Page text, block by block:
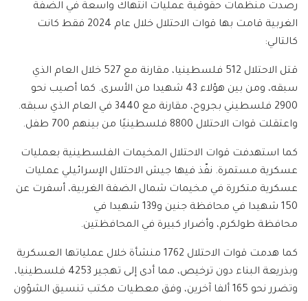
رصدت منظمات حقوقية عمليات انتهاك واسعة في الضفة
الغربية قامت بها قوات الاحتلال خلال عام 2024 فقط كانت
كالتالي:
قتل الاحتلال 512 فلسطينيا، مقارنة مع 527 خلال العام الذي
سبقه، ومن بين هؤلاء 43 شهيدا من الأسرى. كما أصيب نحو
2900 فلسطيني بجروح، مقارنة مع 3440 في العام الذي سبقه.
واعتقلت قوات الاحتلال 8800 فلسطينيًا من بينهم 700 طفل.
كما استهدفت قوات الاحتلال المخيمات الفلسطينية بعمليات
عسكرية مستمرة. نفّذ فيها جيش الاحتلال الإسرائيلي عمليات
عسكرية متكررة في مخيمات شمال الضفة الغربية، أسفرت عن
150 شهيدا في محافظة جنين و139 شهيدا في
محافظة طولكرم، وأضرار كبيرة في المحافظتين.
كما هدمت قوات الاحتلال 1762 منشأة خلال عملياتها العسكرية
وبذريعة البناء دون ترخيص، مما أدى إلى تهجير 4253 فلسطينيا،
وتضرر نحو 165 ألفا آخرين، وفق معطيات مكتب تنسيق الشؤون